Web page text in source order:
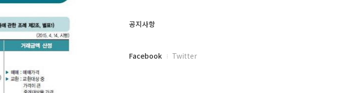
글
공지사항
페
Facebook Twitter